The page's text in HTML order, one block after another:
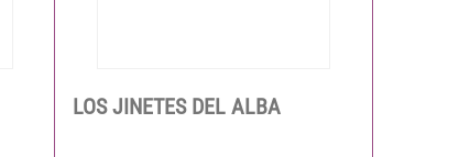
LOS JINETES DEL ALBA